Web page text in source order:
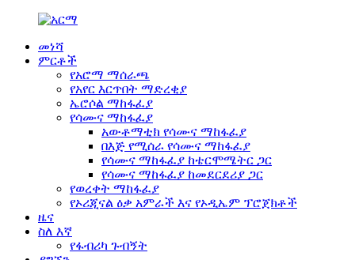
መነሻ
ምርቶች
የአሮማ ማሰራጫ
የአየር እርጥበት ማድረቂያ
ኤሮሶል ማከፋፈያ
የሳሙና ማከፋፈያ
አውቶማቲክ የሳሙና ማከፋፈያ
በእጅ የሚሰራ የሳሙና ማከፋፈያ
የሳሙና ማከፋፈያ ከቴርሞሜትር ጋር
የሳሙና ማከፋፈያ ከመደርደሪያ ጋር
የወረቀት ማከፋፈያ
የኦሪጂናል ዕቃ አምራች እና የኦዲኤም ፕሮጀክቶች
ዜና
ስለ እኛ
የፋብሪካ ጉብኝት